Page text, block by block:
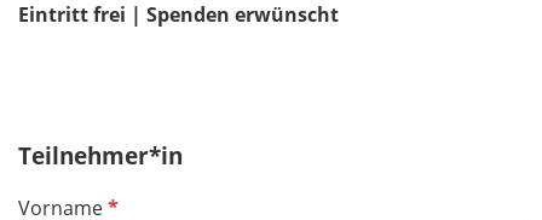
Eintritt frei | Spenden erwünscht
Teilnehmer*in
VornameP